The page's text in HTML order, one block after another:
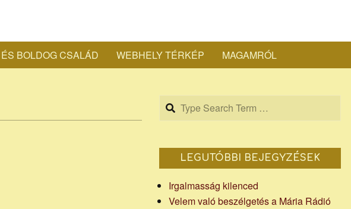
BOLDOG CSALÁD WEBHELY TÉRKÉP MAGAMRÓL
Search
LEGUTÓBBI BEJEGYZÉSEK
Irgalmasság kilenced
Velem való beszélgetés a Mária Rádió